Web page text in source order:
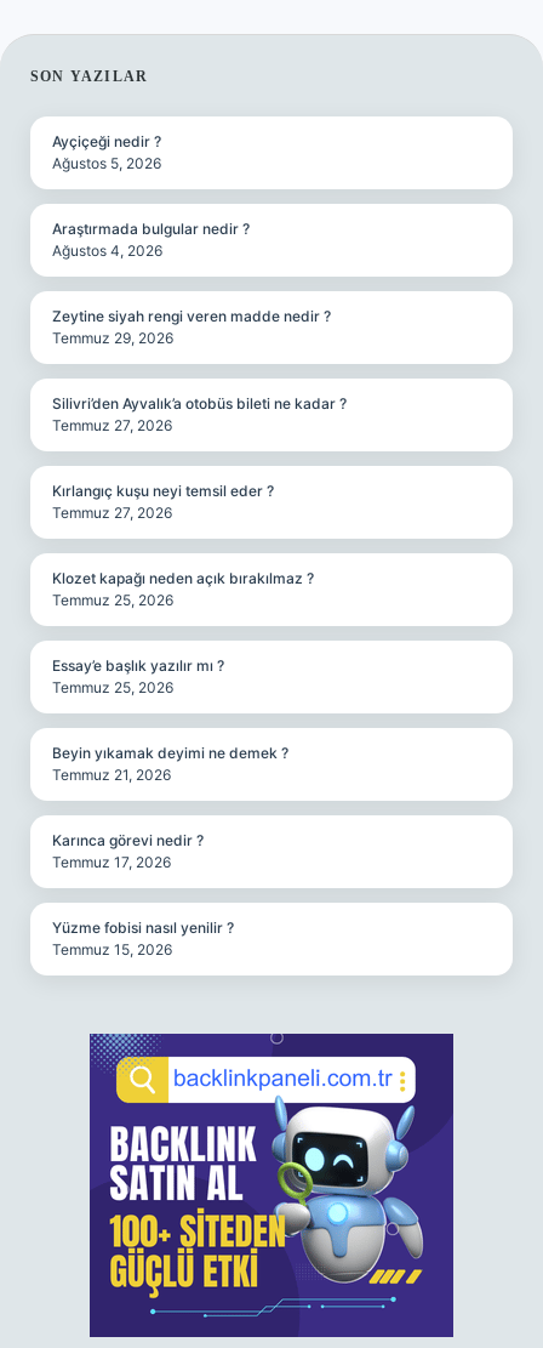
SIDEBAR
SON YAZILAR
Ayçiçeği nedir ?
Ağustos 5, 2026
Araştırmada bulgular nedir ?
Ağustos 4, 2026
Zeytine siyah rengi veren madde nedir ?
Temmuz 29, 2026
Silivri’den Ayvalık’a otobüs bileti ne kadar ?
Temmuz 27, 2026
Kırlangıç kuşu neyi temsil eder ?
Temmuz 27, 2026
Klozet kapağı neden açık bırakılmaz ?
Temmuz 25, 2026
Essay’e başlık yazılır mı ?
Temmuz 25, 2026
Beyin yıkamak deyimi ne demek ?
Temmuz 21, 2026
Karınca görevi nedir ?
Temmuz 17, 2026
Yüzme fobisi nasıl yenilir ?
Temmuz 15, 2026